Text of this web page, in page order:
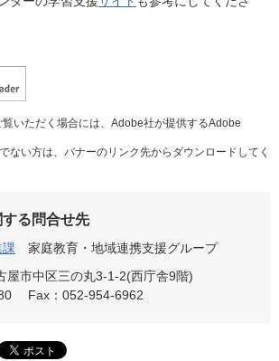
いただく場合には、Adobe社が提供するAdobe
ない方は、バナーのリンク先からダウンロードしてく
る問合せ先
課
家庭教育・地域連携支援グループ
屋市中区三の丸3-1-2(西庁舎9階)
Fax：052-954-6962